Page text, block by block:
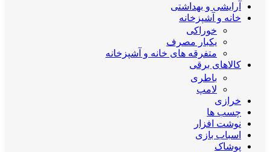
آرایشی و بهداشتی
خانه و آشپزخانه
خوراکی
یکبار مصرف
متفرقه های خانه و آشپزخانه
کالاهای برقی
باطری
لامپ
خرازی
چسب ها
نوشت افزار
اسباب بازی
پوشاک